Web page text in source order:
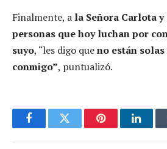
Finalmente, a la Señora Carlota
personas que hoy luchan por
suyo, “les digo queno están
conmigo”, puntualizó.
FacebookTwitter Pinterest